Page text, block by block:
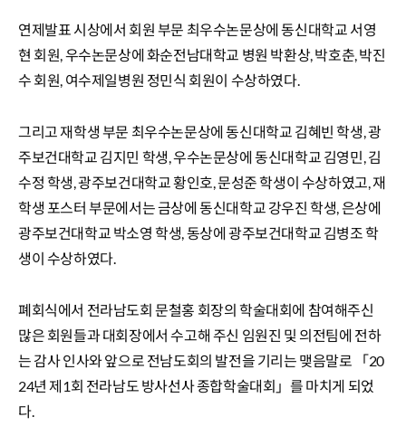
연제발표 시상에서 회원 부문 최우수논문상에 동신대학교 서영
현 회원, 우수논문상에 화순전남대학교 병원 박환상, 박호춘, 박진
수 회원, 여수제일병원 정민식 회원이 수상하였다.
그리고 재학생 부문 최우수논문상에 동신대학교 김혜빈 학생, 광
주보건대학교 김지민 학생, 우수논문상에 동신대학교 김영민, 김
수정 학생, 광주보건대학교 황인호, 문성준 학생이 수상하였고, 재
학생 포스터 부문에서는 금상에 동신대학교 강우진 학생, 은상에
광주보건대학교 박소영 학생, 동상에 광주보건대학교 김병조 학
생이 수상하였다.
폐회식에서 전라남도회 문철홍 회장의 학술대회에 참여해주신
많은 회원들과 대회장에서 수고해 주신 임원진 및 의전팀에 전하
는 감사 인사와 앞으로 전남도회의 발전을 기리는 맺음말로 「20
24년 제1회 전라남도 방사선사 종합학술대회」를 마치게 되었
다.